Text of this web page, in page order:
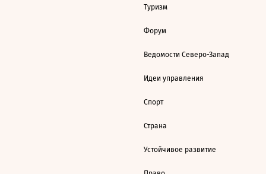
Туризм
Форум
Ведомости Северо-Запад
Идеи управления
Спорт
Страна
Устойчивое развитие